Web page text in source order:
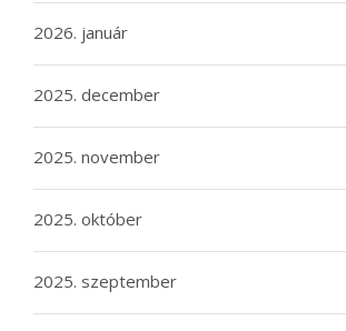
2026. január
2025. december
2025. november
2025. október
2025. szeptember